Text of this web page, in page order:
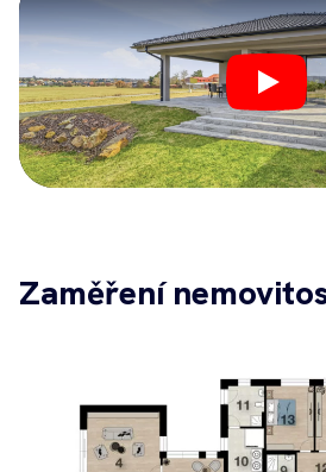
Play
Zaměření